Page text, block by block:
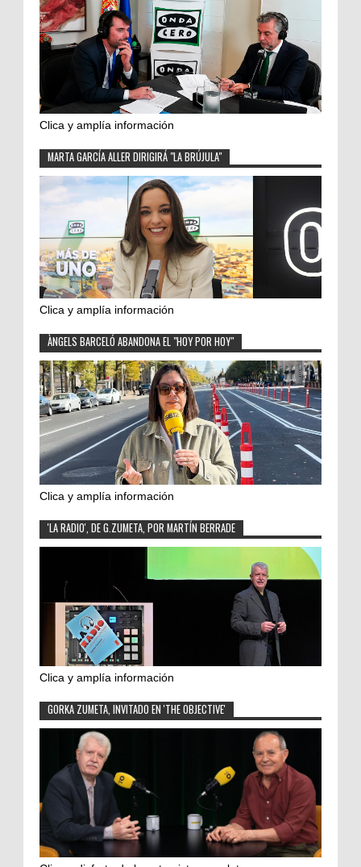
Clica y amplía información
MARTA GARCÍA ALLER DIRIGIRÁ "LA BRÚJULA"
Clica y amplía información
ÀNGELS BARCELÓ ABANDONA EL "HOY POR HOY"
Clica y amplía información
'LA RADIO', DE G.ZUMETA, POR MARTÍN BERRADE
Clica y amplía información
GORKA ZUMETA, INVITADO EN 'THE OBJECTIVE'